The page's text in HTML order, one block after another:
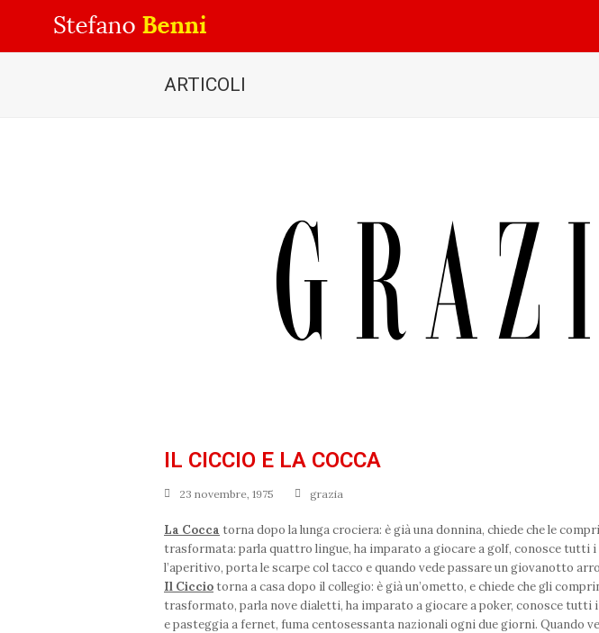
ARTICOLI
IL CICCIO E LA COCCA
23 novembre, 1975 grazia
La Cocca torna dopo la lunga crociera: è già una donnina, chiede che le
trasformata: parla quattro lingue, ha imparato a giocare a golf, conosce tutti
l’aperitivo, porta le scarpe col tacco e quando vede passare un giovanotto
Il Ciccio torna a casa dopo il collegio: è già un’ometto, e chiede che gli
trasformato, parla nove dialetti, ha imparato a giocare a poker, conosce tutti
e pasteggia a fernet, fuma centosessanta nazionali ogni due giorni. Quando